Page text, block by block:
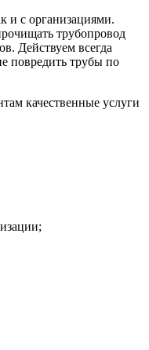
и с организациями.
трубопровод
Действуем всегда
повредить трубы по
качественные услуги